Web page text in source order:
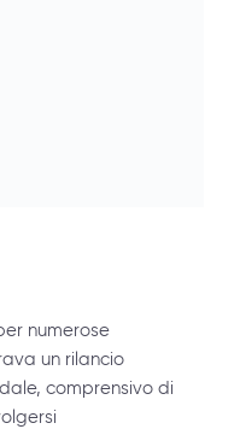
numerose
un rilancio
comprensivo di